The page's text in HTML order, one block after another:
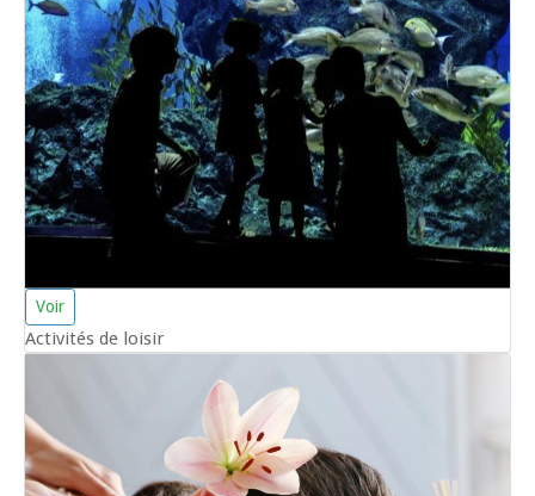
Voir
Activités de loisir